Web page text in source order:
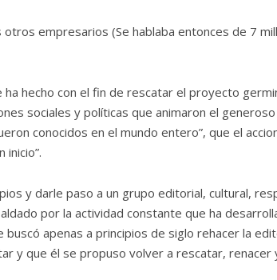
empresarios (Se hablaba entonces de 7
hecho con el fin de rescatar el proyecto
sociales y políticas que animaron el
conocidos en el mundo entero”, que el
y darle paso a un grupo editorial, cultural,
por la actividad constante que ha
buscó apenas a principios de siglo rehacer la
y que él se propuso volver a rescatar, renacer